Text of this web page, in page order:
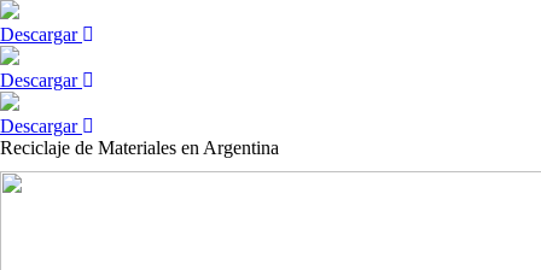
Descargar
Descargar
Descargar
Reciclaje de Materiales en Argentina